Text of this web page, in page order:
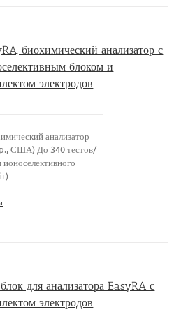
биохимический анализатор с
блоком и
электродов
анализатор
США) До 340 тестов/
для анализатора EasyRA с
электродов